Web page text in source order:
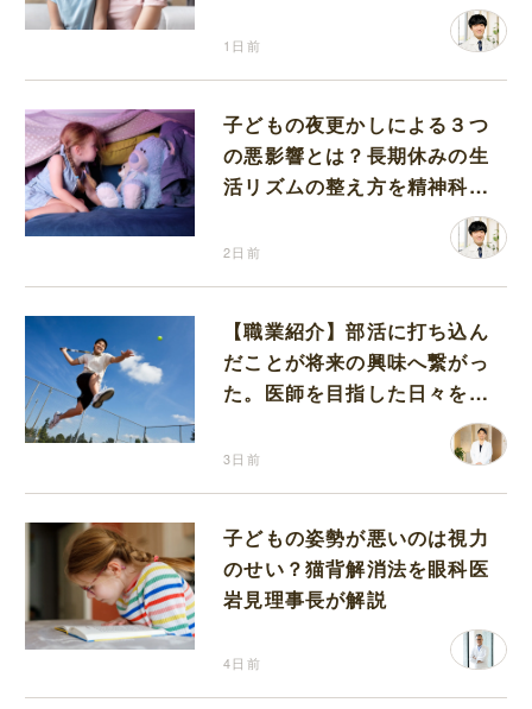
1日前
子どもの夜更かしによる３つ
の悪影響とは？長期休みの生
活リズムの整え方を精神科医
2日前
【職業紹介】部活に打ち込ん
だことが将来の興味へ繋がっ
た。医師を目指した日々を振
3日前
子どもの姿勢が悪いのは視力
のせい？猫背解消法を眼科医
岩見理事長が解説
4日前